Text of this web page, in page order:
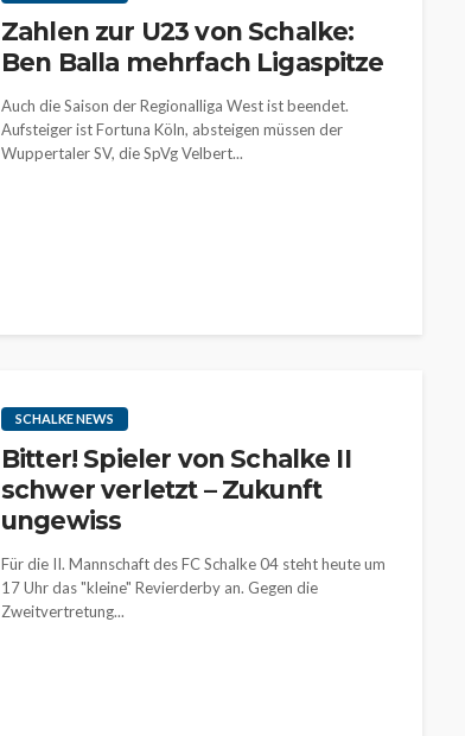
Zahlen zur U23 von Schalke:
Ben Balla mehrfach Ligaspitze
Auch die Saison der Regionalliga West ist beendet.
Aufsteiger ist Fortuna Köln, absteigen müssen der
Wuppertaler SV, die SpVg Velbert...
SCHALKE NEWS
Bitter! Spieler von Schalke II
schwer verletzt – Zukunft
ungewiss
Für die II. Mannschaft des FC Schalke 04 steht heute um
17 Uhr das "kleine" Revierderby an. Gegen die
Zweitvertretung...